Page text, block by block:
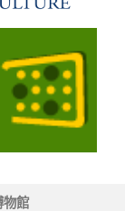
物館